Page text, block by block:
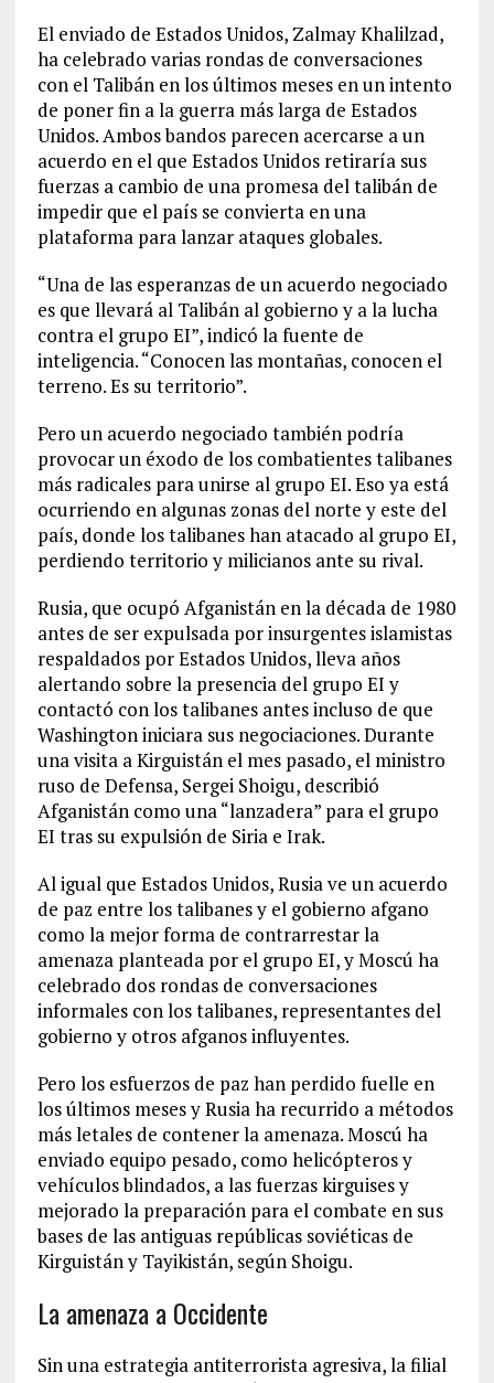
El enviado de Estados Unidos, Zalmay Khalilzad,
ha celebrado varias rondas de conversaciones
con el Talibán en los últimos meses en un intento
de poner fin a la guerra más larga de Estados
Unidos. Ambos bandos parecen acercarse a un
acuerdo en el que Estados Unidos retiraría sus
fuerzas a cambio de una promesa del talibán de
impedir que el país se convierta en una
plataforma para lanzar ataques globales.
“Una de las esperanzas de un acuerdo negociado
es que llevará al Talibán al gobierno y a la lucha
contra el grupo EI”, indicó la fuente de
inteligencia. “Conocen las montañas, conocen el
terreno. Es su territorio”.
Pero un acuerdo negociado también podría
provocar un éxodo de los combatientes talibanes
más radicales para unirse al grupo EI. Eso ya está
ocurriendo en algunas zonas del norte y este del
país, donde los talibanes han atacado al grupo EI,
perdiendo territorio y milicianos ante su rival.
Rusia, que ocupó Afganistán en la década de 1980
antes de ser expulsada por insurgentes islamistas
respaldados por Estados Unidos, lleva años
alertando sobre la presencia del grupo EI y
contactó con los talibanes antes incluso de que
Washington iniciara sus negociaciones. Durante
una visita a Kirguistán el mes pasado, el ministro
ruso de Defensa, Sergei Shoigu, describió
Afganistán como una “lanzadera” para el grupo
EI tras su expulsión de Siria e Irak.
Al igual que Estados Unidos, Rusia ve un acuerdo
de paz entre los talibanes y el gobierno afgano
como la mejor forma de contrarrestar la
amenaza planteada por el grupo EI, y Moscú ha
celebrado dos rondas de conversaciones
informales con los talibanes, representantes del
gobierno y otros afganos influyentes.
Pero los esfuerzos de paz han perdido fuelle en
los últimos meses y Rusia ha recurrido a métodos
más letales de contener la amenaza. Moscú ha
enviado equipo pesado, como helicópteros y
vehículos blindados, a las fuerzas kirguises y
mejorado la preparación para el combate en sus
bases de las antiguas repúblicas soviéticas de
Kirguistán y Tayikistán, según Shoigu.
La amenaza a Occidente
Sin una estrategia antiterrorista agresiva, la filial